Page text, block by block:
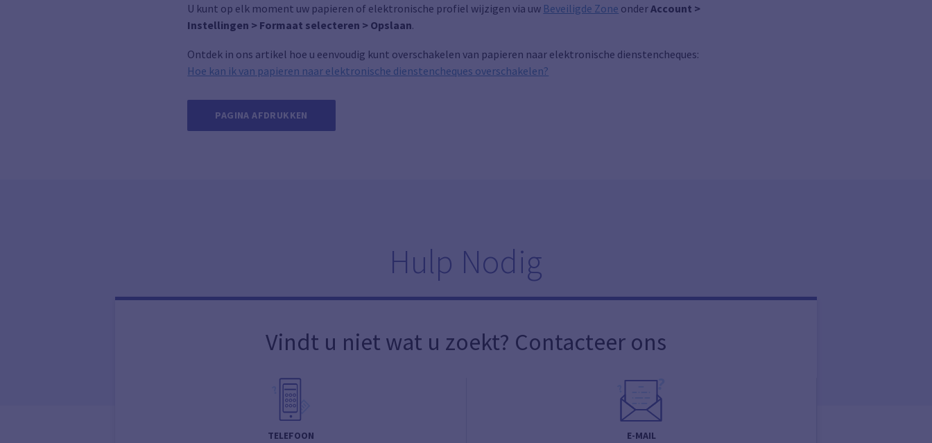
U kunt op elk moment uw papieren of elektronische profiel wijzigen via uw Beveiligde Zone onderAccount >
Instellingen > Formaat selecteren > Opslaan.
Ontdek in ons artikel hoe u eenvoudig kunt overschakelen van papieren naar elektronische dienstencheques:
Hoe kan ik van papieren naar elektronische dienstencheques overschakelen?
PAGINA AFDRUKKEN
Hulp Nodig
Vindt u niet wat u zoekt? Contacteer ons
TELEFOON E-MAIL